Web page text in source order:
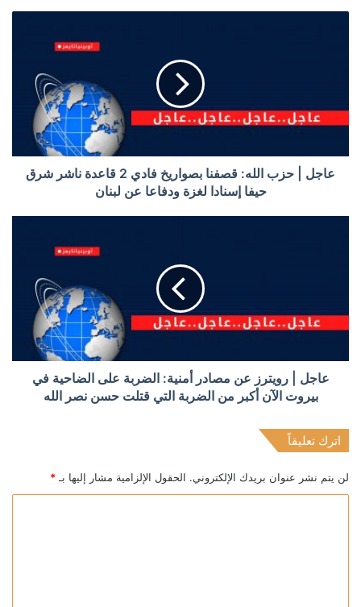
عاجل | حزب الله: قصفنا بصواريخ فادي 2 قاعدة ناشر شرق
حيفا إسنادا لغزة ودفاعا عن لبنان
عاجل | رويترز عن مصادر أمنية: الضربة على الضاحية في
بيروت الآن أكبر من الضربة التي قتلت حسن نصر الله
اترك تعليقاً
لن يتم نشر عنوان بريدك الإلكتروني. الحقول الإلزامية مشار إليها بـ *